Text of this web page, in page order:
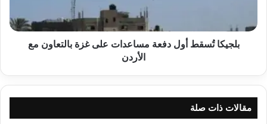
مع
الأردنبلجيكا تُسقط أول دفعة مساعدات على غزة بالتعاون مع
الأردن
مقالات ذات صلة